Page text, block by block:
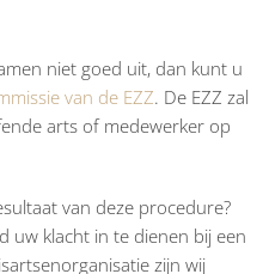
niet goed uit, dan kunt u
van de EZZ. De EZZ zal
arts of medewerker op
van deze procedure?
uw klacht in te dienen bij een
zijn wij